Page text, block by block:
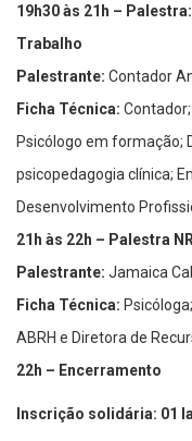
19h30 às 21h –
Trabalho
Palestrante: Contador
Ficha Técnica:
Psicólogo em formação;
psicopedagogia clínica;
Desenvolvimento
21h às 22h – Palestra
Palestrante: Jamaica
Ficha Técnica:
ABRH e Diretora de
22h – Encerramento
Inscrição solidária: 01